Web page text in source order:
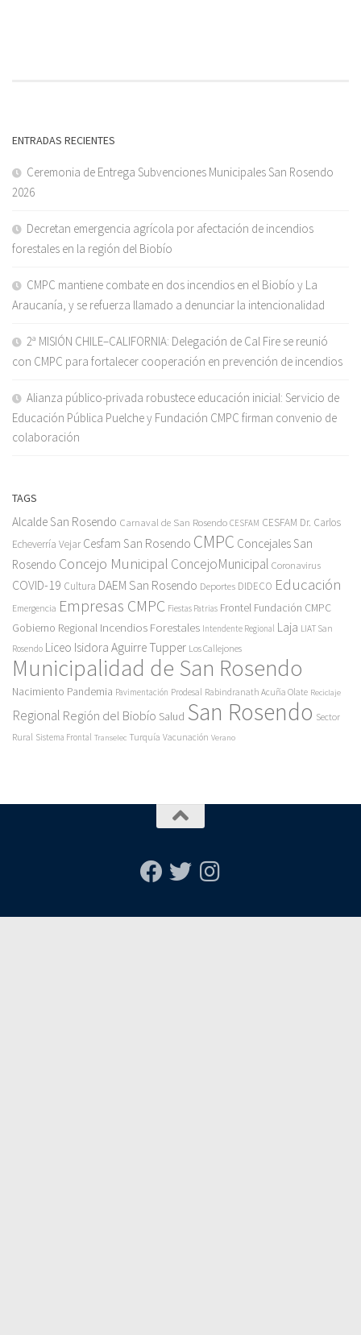
ENTRADAS RECIENTES
Ceremonia de Entrega Subvenciones Municipales San Rosendo
2026
Decretan emergencia agrícola por afectación de incendios
forestales en la región del Biobío
CMPC mantiene combate en dos incendios en el Biobío y La
Araucanía, y se refuerza llamado a denunciar la intencionalidad
2ª MISIÓN CHILE–CALIFORNIA: Delegación de Cal Fire se reunió
con CMPC para fortalecer cooperación en prevención de incendios
Alianza público-privada robustece educación inicial: Servicio de
Educación Pública Puelche y Fundación CMPC firman convenio de
colaboración
TAGS
Alcalde San Rosendo Carnaval de San Rosendo CESFAM CESFAM Dr. Carlos
Echeverría Vejar Cesfam San Rosendo CMPC Concejales San
Rosendo Concejo Municipal ConcejoMunicipal Coronavirus
COVID-19 Cultura DAEM San Rosendo Deportes DIDECO Educación
Emergencia Empresas CMPC Fiestas Patrias Frontel Fundación CMPC
Gobierno Regional Incendios Forestales Intendente Regional Laja LIAT San
Rosendo Liceo Isidora Aguirre Tupper Los Callejones
Municipalidad de San Rosendo
Nacimiento Pandemia Pavimentación Prodesal Rabindranath Acuña Olate Reciclaje
Regional Región del Biobío Salud San Rosendo Sector
Rural Sistema Frontal Transelec Turquía Vacunación Verano